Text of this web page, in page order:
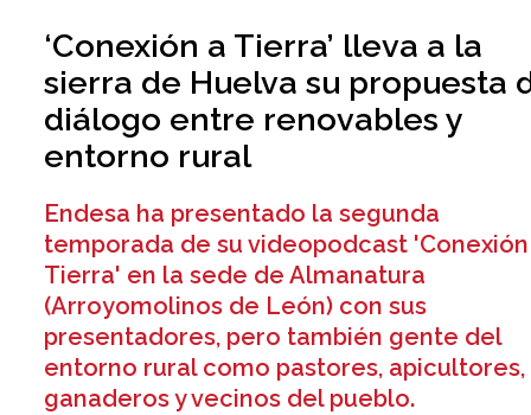
‘Conexión a Tierra’ lleva a la
sierra de Huelva su propuesta
diálogo entre renovables y
entorno rural
Endesa ha presentado la segunda
temporada de su videopodcast
Tierra' en la sede de Almanatura
(Arroyomolinos de León) con sus
presentadores, pero también gente del
entorno rural como pastores, apicultores,
ganaderos y vecinos del pueblo.